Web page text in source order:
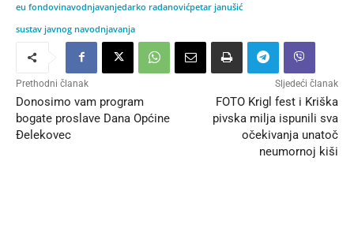
eu fondovinavodnjavanjedarko radanovićpetar janušić
sustav javnog navodnjavanja
Prethodni članak
Donosimo vam program
bogate proslave Dana Općine
Đelekovec
Sljedeći članak
FOTO Krigl fest i Kriška
pivska milja ispunili sva
očekivanja unatoč
neumornoj kiši